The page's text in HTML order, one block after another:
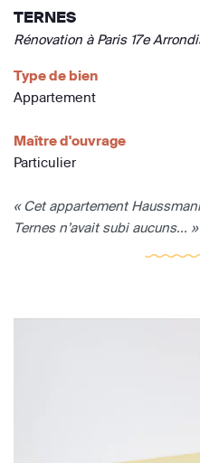
TERNES
Rénovation à Paris 17e
Type de bien
Appartement
Maître d'ouvrage
Particulier
« Cet appartement
Ternes n’avait subi aucuns... »